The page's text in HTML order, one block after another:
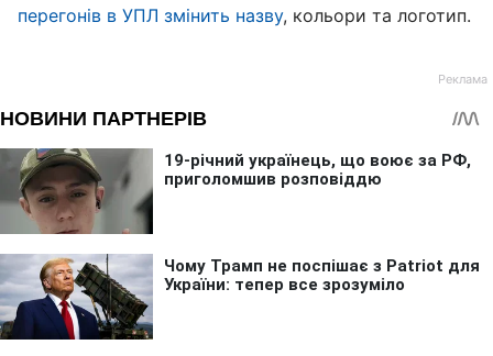
перегонів в УПЛ змінить назву, кольори та логотип.